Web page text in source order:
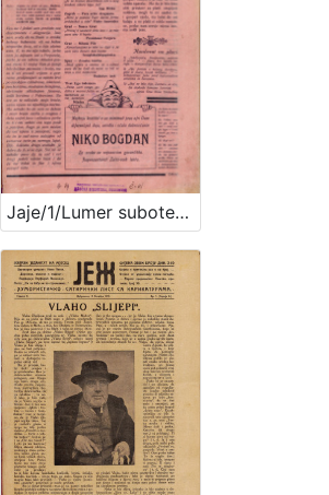
Jaje/1/Lumer subote Karnevala